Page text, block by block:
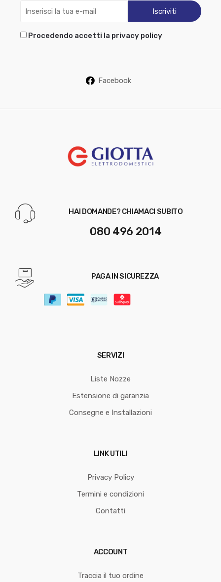
Procedendo accetti la privacy policy
Facebook
HAI DOMANDE? CHIAMACI SUBITO
080 496 2014
PAGA IN SICUREZZA
SERVIZI
Liste Nozze
Estensione di garanzia
Consegne e Installazioni
LINK UTILI
Privacy Policy
Termini e condizioni
Contatti
ACCOUNT
Traccia il tuo ordine